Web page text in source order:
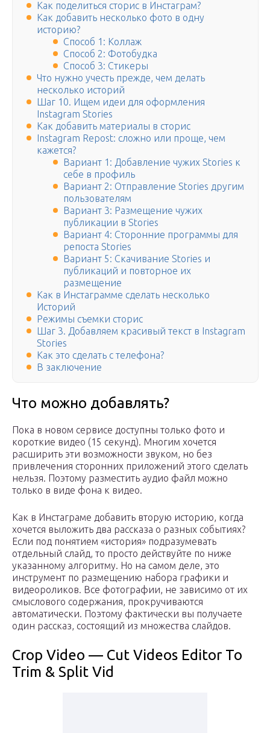
Как поделиться сторис в Инстаграм?
Как добавить несколько фото в одну
историю?
Способ 1: Коллаж
Способ 2: Фотобудка
Способ 3: Стикеры
Что нужно учесть прежде, чем делать
несколько историй
Шаг 10. Ищем идеи для оформления
Instagram Stories
Как добавить материалы в сторис
Instagram Repost: сложно или проще, чем
кажется?
Вариант 1: Добавление чужих Stories к
себе в профиль
Вариант 2: Отправление Stories другим
пользователям
Вариант 3: Размещение чужих
публикации в Stories
Вариант 4: Сторонние программы для
репоста Stories
Вариант 5: Скачивание Stories и
публикаций и повторное их
размещение
Как в Инстаграмме сделать несколько
Историй
Режимы съемки сторис
Шаг 3. Добавляем красивый текст в Instagram
Stories
Как это сделать с телефона?
В заключение
Что можно добавлять?
Пока в новом сервисе доступны только фото и
короткие видео (15 секунд). Многим хочется
расширить эти возможности звуком, но без
привлечения сторонних приложений этого сделать
нельзя. Поэтому разместить аудио файл можно
только в виде фона к видео.
Как в Инстаграме добавить вторую историю, когда
хочется выложить два рассказа о разных событиях?
Если под понятием «история» подразумевать
отдельный слайд, то просто действуйте по ниже
указанному алгоритму. Но на самом деле, это
инструмент по размещению набора графики и
видеороликов. Все фотографии, не зависимо от их
смыслового содержания, прокручиваются
автоматически. Поэтому фактически вы получаете
один рассказ, состоящий из множества слайдов.
Crop Video — Cut Videos Editor To
Trim & Split Vid